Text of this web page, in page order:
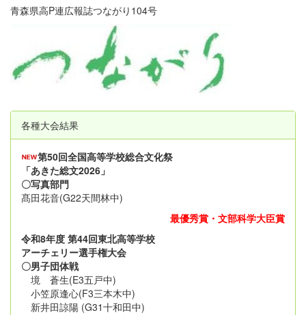
青森県高P連広報誌つながり104号
各種大会結果
第50回全国高等学校総合文化祭
「あきた総文2026」
〇写真部門
髙田花音(G22天間林中)
最優秀賞・文部科学大臣賞
令和8年度 第44回東北高等学校
アーチェリー選手権大会
〇男子団体戦
境 蒼生(E3五戸中)
小笠原逢心(F3三本木中)
新井田諒陽 (G31十和田中)